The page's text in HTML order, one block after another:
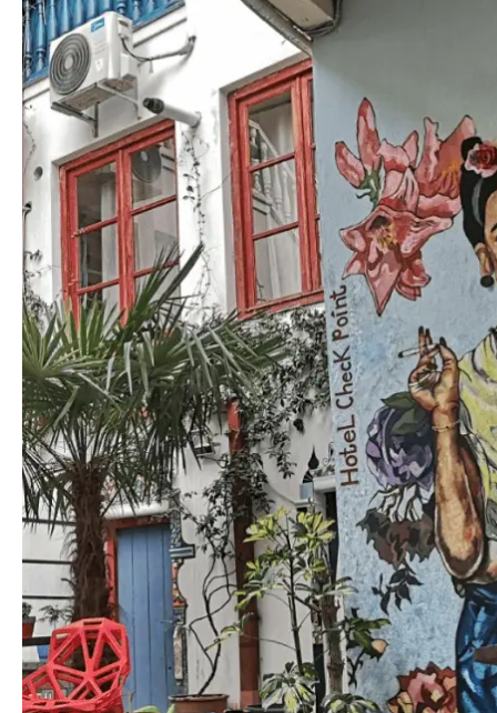
даже тех, с кем виделись только онлайн — Анастасию и
из Москвы. У вас классная команда! От всей души желаю
надеюсь ещё отправиться с вами в путешествие!